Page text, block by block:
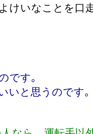
けいなことを口
です｡
いと思うのです｡